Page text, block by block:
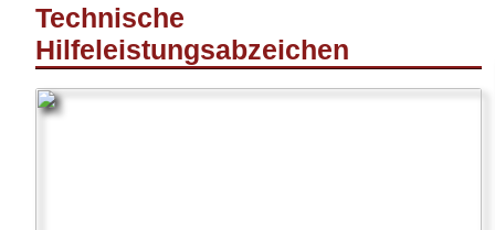
Technische
Hilfeleistungsabzeichen